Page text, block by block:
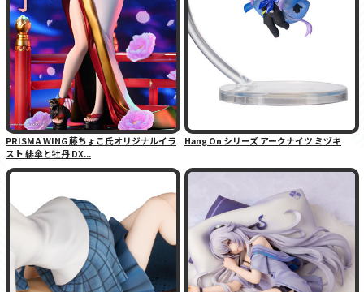
PRISMA WING 藤ちょこ氏オリジナルイラ
スト 緋傘と牡丹 DX...
Hang On シリーズ アークナイツ ミヅキ